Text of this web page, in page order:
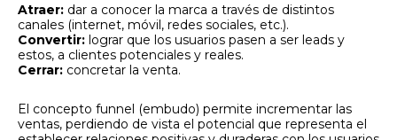
Atraer: dar a conocer la marca a través de distintos
canales (internet, móvil, redes sociales, etc.).
Convertir: lograr que los usuarios pasen a ser leads y
estos, a clientes potenciales y reales.
Cerrar: concretar la venta.
El concepto funnel (embudo) permite incrementar las
ventas, perdiendo de vista el potencial que representa el